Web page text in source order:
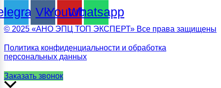
VkYoutube
Whatsapp
© 2025 «АНО ЭПЦ ТОП ЭКСПЕРТ» Все права защищены
Политика конфиденциальности и обработка
персональных данных
Заказать звонок